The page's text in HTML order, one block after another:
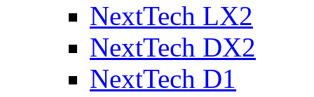
NextTech LX2
NextTech DX2
NextTech D1